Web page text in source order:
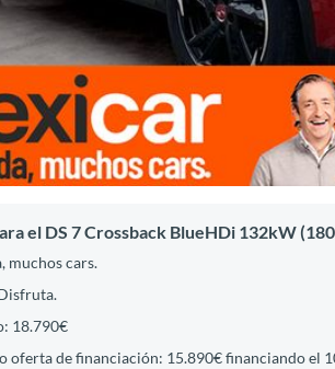
el DS 7 Crossback BlueHDi 132kW
muchos cars.
18.790€
oferta de financiación: 15.890€ financiando el